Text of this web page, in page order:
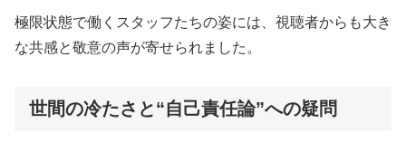
極限状態で働くスタッフたちの姿には、視聴者からも大き
な共感と敬意の声が寄せられました。
世間の冷たさと“自己責任論”への疑問